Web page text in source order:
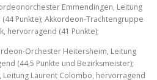
Emmendingen, Leitung
Punkte); Akkordeon-Trachtengruppe
hervorragend (41 Punkte);
Orchester Heitersheim, Leitung
(44,5 Punkte und Bezirksmeister);
Leitung Laurent Colombo, hervorragend